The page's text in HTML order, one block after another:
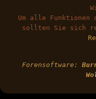
Um alle Funktionen
sollten Sie sich
Forensoftware: